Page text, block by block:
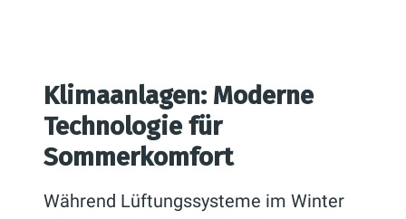
Klimaanlagen: Moderne
Technologie für
Sommerkomfort
Während Lüftungssysteme im Winter